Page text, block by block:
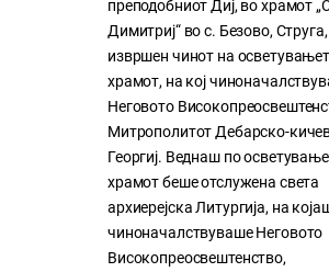
преподобниот Диј, во храмот
Димитриј“ во с. Безово,
извршен чинот на
храмот, на кој
Неговото
Митрополитот Дебарско-
Георгиј. Веднаш по
храмот беше отслужена света
архиерејска Литургија, на
чиноначалствуваше Неговото
Високопреосвештенство,